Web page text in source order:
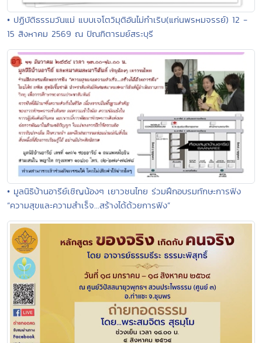
• ปฏิบัติธรรมวันแม่ แบบเจโตวิมุติอันไม่กำเริบ(แก่นพรหมจรรย์) 12 -
15 สิงหาคม 2569 ณ ปัณฑิตารมย์สระบุรี
• มูลนิธิบ้านอารีย์เชิญน้องๆ เยาวชนไทย ร่วมฝึกอบรมทักษะการฟัง
“ความสุขและความสำเร็จ...สร้างได้ด้วยการฟัง”